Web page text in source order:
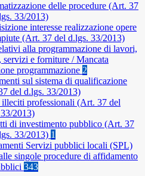
delle procedure (Art. 37
33/2013)
interesse realizzazione opere
(Art. 37 del d.lgs. 33/2013)
alla programmazione di lavori,
servizi e forniture / Mancata
programmazione 2
sul sistema di qualificazione
del d.lgs. 33/2013)
professionali (Art. 37 del
2013)
di investimento pubblico (Art. 37
33/2013) 1
Servizi pubblici locali (SPL)
singole procedure di affidamento
343